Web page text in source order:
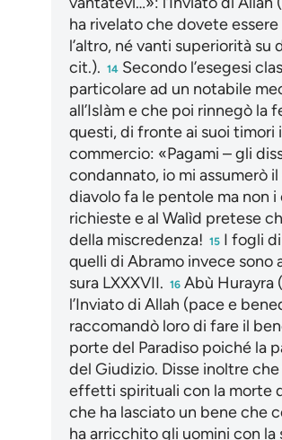
ha rivelato che dovete essere
l’altro, né vanti superiorità su
cit.). 14 Secondo l’esegesi
particolare ad un notabile
all’IsIàm e che poi rinnegò la
questi, di fronte ai suoi timori
commercio: «Pagami – gli
condannato, io mi assumerò
diavolo fa le pentole ma non
richieste e al Walìd pretese
della miscredenza! 15 I fogli
quelli di Abramo invece sono
sura LXXXVII. 16 Abù Hurayra
l’Inviato di Allah (pace e
raccomandò loro di fare il
porte del Paradiso poiché la
del Giudizio. Disse inoltre
effetti spirituali con la morte
che ha lasciato un bene che
ha arricchito gli uomini con la